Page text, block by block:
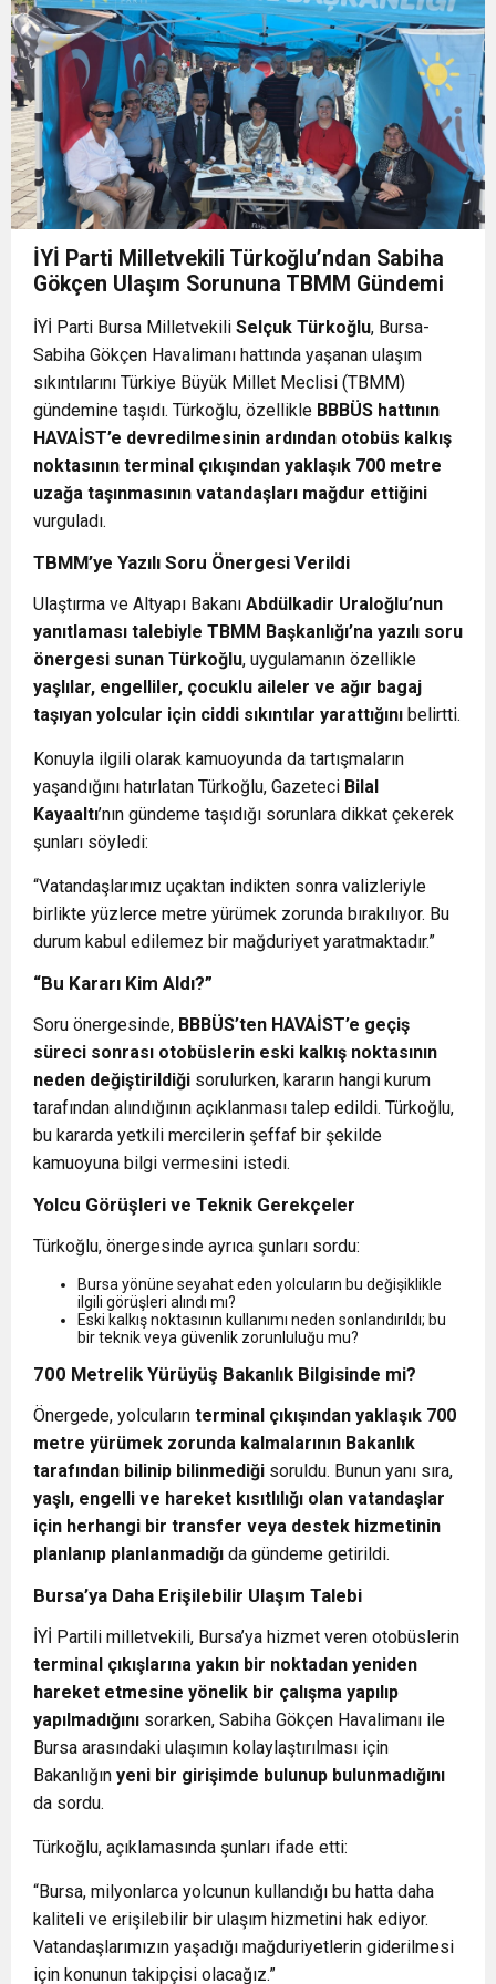
yatırımı
15:40 İzmir Yurttaş Meclisi 15 ilçeye ulaştı
15:37 Onat Tüneli İzmir trafiğine nefes aldıracak
15:34 Nilüfer’e 7 yeni park kazandırılıyor
15:31 Körfez’e nefes aldıran operasyon Manda ve
Bostanlı temizlendi
16:01 MUSTAFA KESER’DEN MÜZİK VE KAHKAHA
DOLU GECE
İYİ Parti Milletvekili Türkoğlu’ndan Sabiha
Gökçen Ulaşım Sorununa TBMM Gündemi
İYİ Parti Bursa Milletvekili Selçuk Türkoğlu, Bursa-
Sabiha Gökçen Havalimanı hattında yaşanan ulaşım
sıkıntılarını Türkiye Büyük Millet Meclisi (TBMM)
gündemine taşıdı. Türkoğlu, özellikle BBBÜS hattının
HAVAİST’e devredilmesinin ardından otobüs kalkış
noktasının terminal çıkışından yaklaşık 700 metre
uzağa taşınmasının vatandaşları mağdur ettiğini
vurguladı.
TBMM’ye Yazılı Soru Önergesi Verildi
Ulaştırma ve Altyapı Bakanı Abdülkadir Uraloğlu’nun
yanıtlaması talebiyle TBMM Başkanlığı’na yazılı soru
önergesi sunan Türkoğlu, uygulamanın özellikle
yaşlılar, engelliler, çocuklu aileler ve ağır bagaj
taşıyan yolcular için ciddi sıkıntılar yarattığını belirtti.
Konuyla ilgili olarak kamuoyunda da tartışmaların
yaşandığını hatırlatan Türkoğlu, Gazeteci Bilal
Kayaaltı’nın gündeme taşıdığı sorunlara dikkat çekerek
şunları söyledi:
“Vatandaşlarımız uçaktan indikten sonra valizleriyle
birlikte yüzlerce metre yürümek zorunda bırakılıyor. Bu
durum kabul edilemez bir mağduriyet yaratmaktadır.”
“Bu Kararı Kim Aldı?”
Soru önergesinde, BBBÜS’ten HAVAİST’e geçiş
süreci sonrası otobüslerin eski kalkış noktasının
neden değiştirildiği sorulurken, kararın hangi kurum
tarafından alındığının açıklanması talep edildi. Türkoğlu,
bu kararda yetkili mercilerin şeffaf bir şekilde
kamuoyuna bilgi vermesini istedi.
Yolcu Görüşleri ve Teknik Gerekçeler
Türkoğlu, önergesinde ayrıca şunları sordu:
Bursa yönüne seyahat eden yolcuların bu değişiklikle
ilgili görüşleri alındı mı?
Eski kalkış noktasının kullanımı neden sonlandırıldı; bu
bir teknik veya güvenlik zorunluluğu mu?
700 Metrelik Yürüyüş Bakanlık Bilgisinde mi?
Önergede, yolcuların terminal çıkışından yaklaşık 700
metre yürümek zorunda kalmalarının Bakanlık
tarafından bilinip bilinmediği soruldu. Bunun yanı sıra,
yaşlı, engelli ve hareket kısıtlılığı olan vatandaşlar
için herhangi bir transfer veya destek hizmetinin
planlanıp planlanmadığı da gündeme getirildi.
Bursa’ya Daha Erişilebilir Ulaşım Talebi
İYİ Partili milletvekili, Bursa’ya hizmet veren otobüslerin
terminal çıkışlarına yakın bir noktadan yeniden
hareket etmesine yönelik bir çalışma yapılıp
yapılmadığını sorarken, Sabiha Gökçen Havalimanı ile
Bursa arasındaki ulaşımın kolaylaştırılması için
Bakanlığın yeni bir girişimde bulunup bulunmadığını
da sordu.
Türkoğlu, açıklamasında şunları ifade etti:
“Bursa, milyonlarca yolcunun kullandığı bu hatta daha
kaliteli ve erişilebilir bir ulaşım hizmetini hak ediyor.
Vatandaşlarımızın yaşadığı mağduriyetlerin giderilmesi
için konunun takipçisi olacağız.”